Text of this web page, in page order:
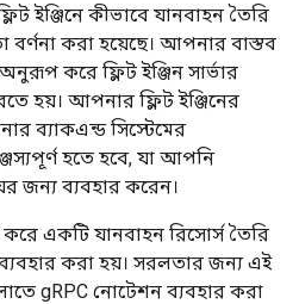
ইঞ্জিনে কীভাবে যানবাহন তৈরি
করা হয়েছে। আপনার বাস্তব
করে ফ্লিট ইঞ্জিন সার্ভার
হয়। আপনার ফ্লিট ইঞ্জিনের
ব্যাকএন্ড সিস্টেমের
হতে হবে, যা আপনি
জন্য ব্যবহার করেন।
একটি যানবাহন রিসোর্স তৈরি
করা হয়। সরলতার জন্য এই
gRPC নোটেশন ব্যবহার করা